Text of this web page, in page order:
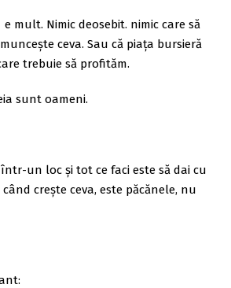
mult. Nimic deosebit. nimic care să
ceva. Sau că piața bursieră
trebuie să profităm.
sunt oameni.
un loc și tot ce faci este să dai cu
crește ceva, este păcănele, nu